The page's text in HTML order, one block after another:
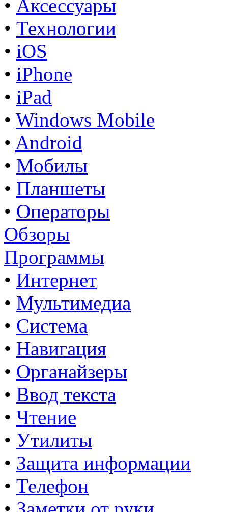
• Аксессуары
• Технологии
• iOS
• iPhone
• iPad
• Windows Mobile
• Android
• Мобилы
• Планшеты
• Операторы
Обзоры
Программы
• Интернет
• Мультимедиа
• Система
• Навигация
• Органайзеры
• Ввод текста
• Чтение
• Утилиты
• Защита информации
• Телефон